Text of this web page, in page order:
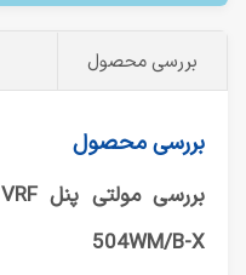
بررسی محصول
بررسی محصول
504WM/B-X